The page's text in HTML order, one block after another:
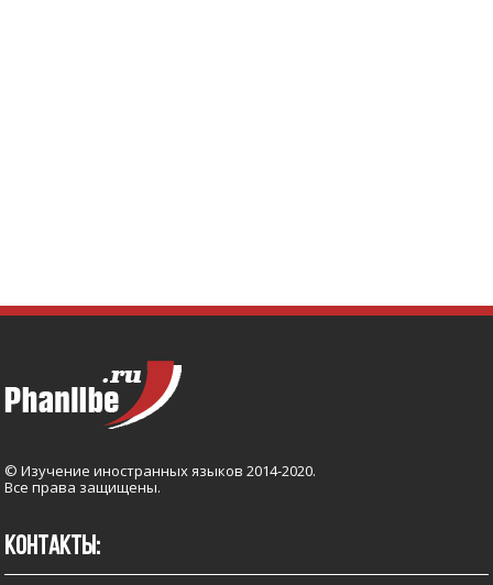
© Изучение иностранных языков 2014-2020.
Все права защищены.
КОНТАКТЫ: